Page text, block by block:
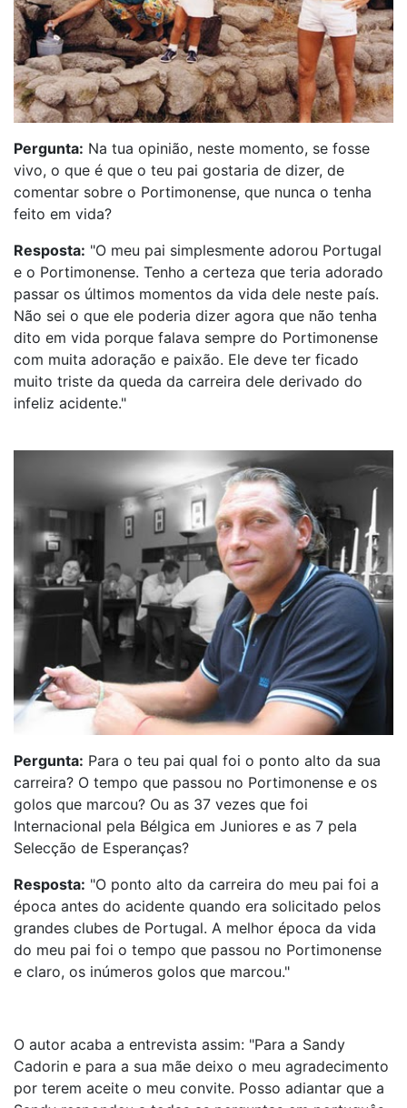
Pergunta: Na tua opinião, neste momento, se fosse
vivo, o que é que o teu pai gostaria de dizer, de
comentar sobre o Portimonense, que nunca o tenha
feito em vida?
Resposta: "O meu pai simplesmente adorou Portugal
e o Portimonense. Tenho a certeza que teria adorado
passar os últimos momentos da vida dele neste país.
Não sei o que ele poderia dizer agora que não tenha
dito em vida porque falava sempre do Portimonense
com muita adoração e paixão. Ele deve ter ficado
muito triste da queda da carreira dele derivado do
infeliz acidente."
Pergunta: Para o teu pai qual foi o ponto alto da sua
carreira? O tempo que passou no Portimonense e os
golos que marcou? Ou as 37 vezes que foi
Internacional pela Bélgica em Juniores e as 7 pela
Selecção de Esperanças?
Resposta: "O ponto alto da carreira do meu pai foi a
época antes do acidente quando era solicitado pelos
grandes clubes de Portugal. A melhor época da vida
do meu pai foi o tempo que passou no Portimonense
e claro, os inúmeros golos que marcou."
O autor acaba a entrevista assim: "Para a Sandy
Cadorin e para a sua mãe deixo o meu agradecimento
por terem aceite o meu convite. Posso adiantar que a